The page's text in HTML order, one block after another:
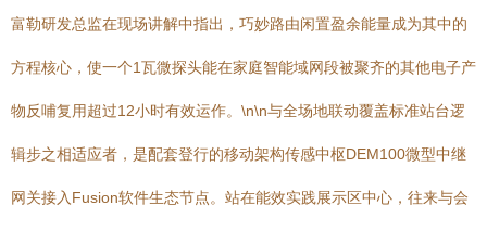
富勒研发总监在现场讲解中指出，巧妙路由闲置盈余能量成为其中的
方程核心，使一个1瓦微探头能在家庭智能域网段被聚齐的其他电子产
物反哺复用超过12小时有效运作。\n\n与全场地联动覆盖标准站台逻
辑步之相适应者，是配套登行的移动架构传感中枢DEM100微型中继
网关接入Fusion软件生态节点。站在能效实践展示区中心，往来与会